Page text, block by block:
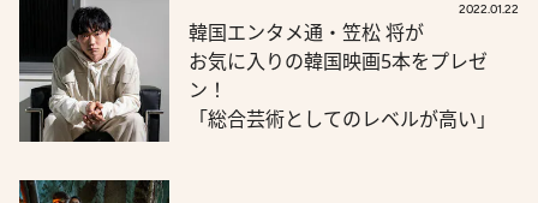
2022.01.22
韓国エンタメ通・笠松 将が
お気に入りの韓国映画5本をプレゼ
ン！
「総合芸術としてのレベルが高い」